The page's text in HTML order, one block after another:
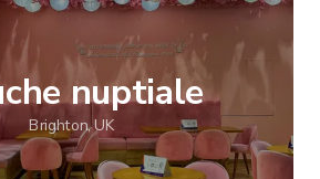
nuptiale
Brighton, UK